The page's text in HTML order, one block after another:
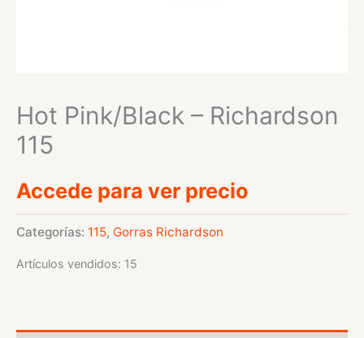
Hot Pink/Black – Richardson
115
Accede para ver precio
Categorías: 115, Gorras Richardson
Artículos vendidos: 15